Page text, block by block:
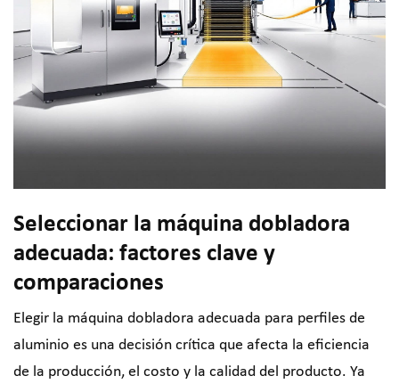
Seleccionar la máquina dobladora
adecuada: factores clave y
comparaciones
Elegir la máquina dobladora adecuada para perfiles de
aluminio es una decisión crítica que afecta la eficiencia
de la producción, el costo y la calidad del producto. Ya